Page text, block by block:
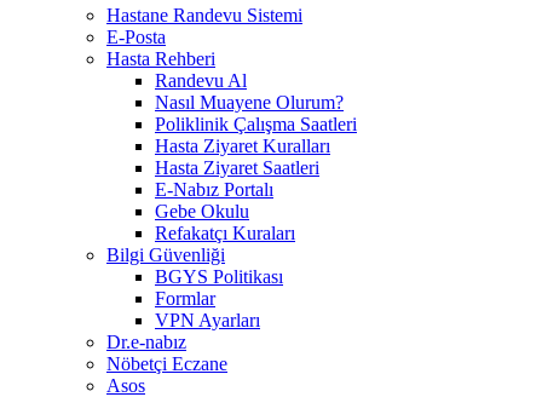
Hastane Randevu Sistemi
E-Posta
Hasta Rehberi
Randevu Al
Nasıl Muayene Olurum?
Poliklinik Çalışma Saatleri
Hasta Ziyaret Kuralları
Hasta Ziyaret Saatleri
E-Nabız Portalı
Gebe Okulu
Refakatçı Kuraları
Bilgi Güvenliği
BGYS Politikası
Formlar
VPN Ayarları
Dr.e-nabız
Nöbetçi Eczane
Asos